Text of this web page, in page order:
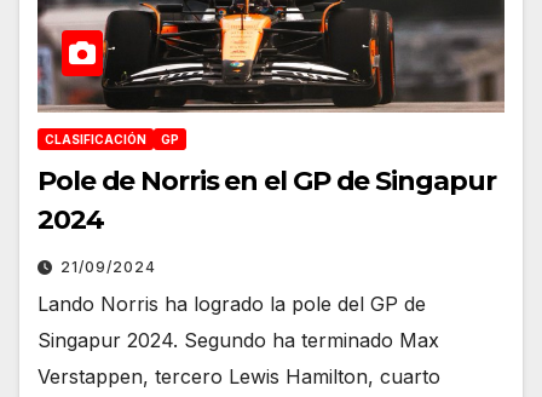
CLASIFICACIÓN GP
Pole de Norris en el GP de Singapur
2024
21/09/2024
Lando Norris ha logrado la pole del GP de
Singapur 2024. Segundo ha terminado Max
Verstappen, tercero Lewis Hamilton, cuarto